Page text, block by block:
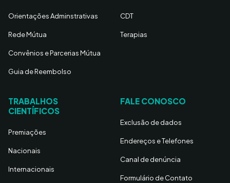
Orientações Adminstrativas
Rede Mútua
Convênios e Parcerias Mútua
Guia de Reembolso
CDT
Terapias
TRABALHOS
CIENTÍFICOS
Premiações
Nacionais
Internacionais
FALE CONOSCO
Exclusão de dados
Endereços e Telefones
Canal de denúncia
Formulário de Contato